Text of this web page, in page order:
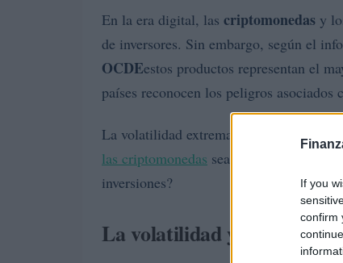
If you
confirm
En la era digital, las criptomonedas y
de inversores. Sin embargo, según el
OCDEestos productos representan el
países reconocen los peligros asociados
La volatilidad extrema y la falta de
las criptomonedas sean tan peligrosas?
inversiones?
La volatilidad y los